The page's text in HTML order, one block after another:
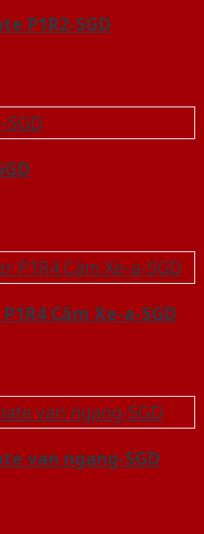
P1R2-SGD
Căm Xe-a-SGD
van ngang-SGD